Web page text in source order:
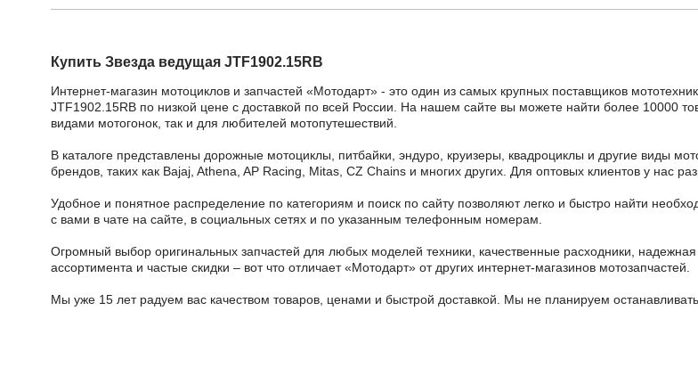
Купить Звезда ведущая JTF1902.15RB
Интернет-магазин мотоциклов и запчастей «Мотодарт» - это один из самых крупных поставщиков
JTF1902.15RB по низкой цене с доставкой по всей России. На нашем сайте вы можете найти более 10000
видами мотогонок, так и для любителей мотопутешествий.
В каталоге представлены дорожные мотоциклы, питбайки, эндуро, круизеры, квадроциклы и другие виды
брендов, таких как Bajaj, Athena, AP Racing, Mitas, CZ Chains и многих других. Для оптовых клиентов у нас
Удобное и понятное распределение по категориям и поиск по сайту позволяют легко и быстро найти
с вами в чате на сайте, в социальных сетях и по указанным телефонным номерам.
Огромный выбор оригинальных запчастей для любых моделей техники, качественные расходники,
ассортимента и частые скидки – вот что отличает «Мотодарт» от других интернет-магазинов мотозапчастей.
Мы уже 15 лет радуем вас качеством товаров, ценами и быстрой доставкой. Мы не планируем